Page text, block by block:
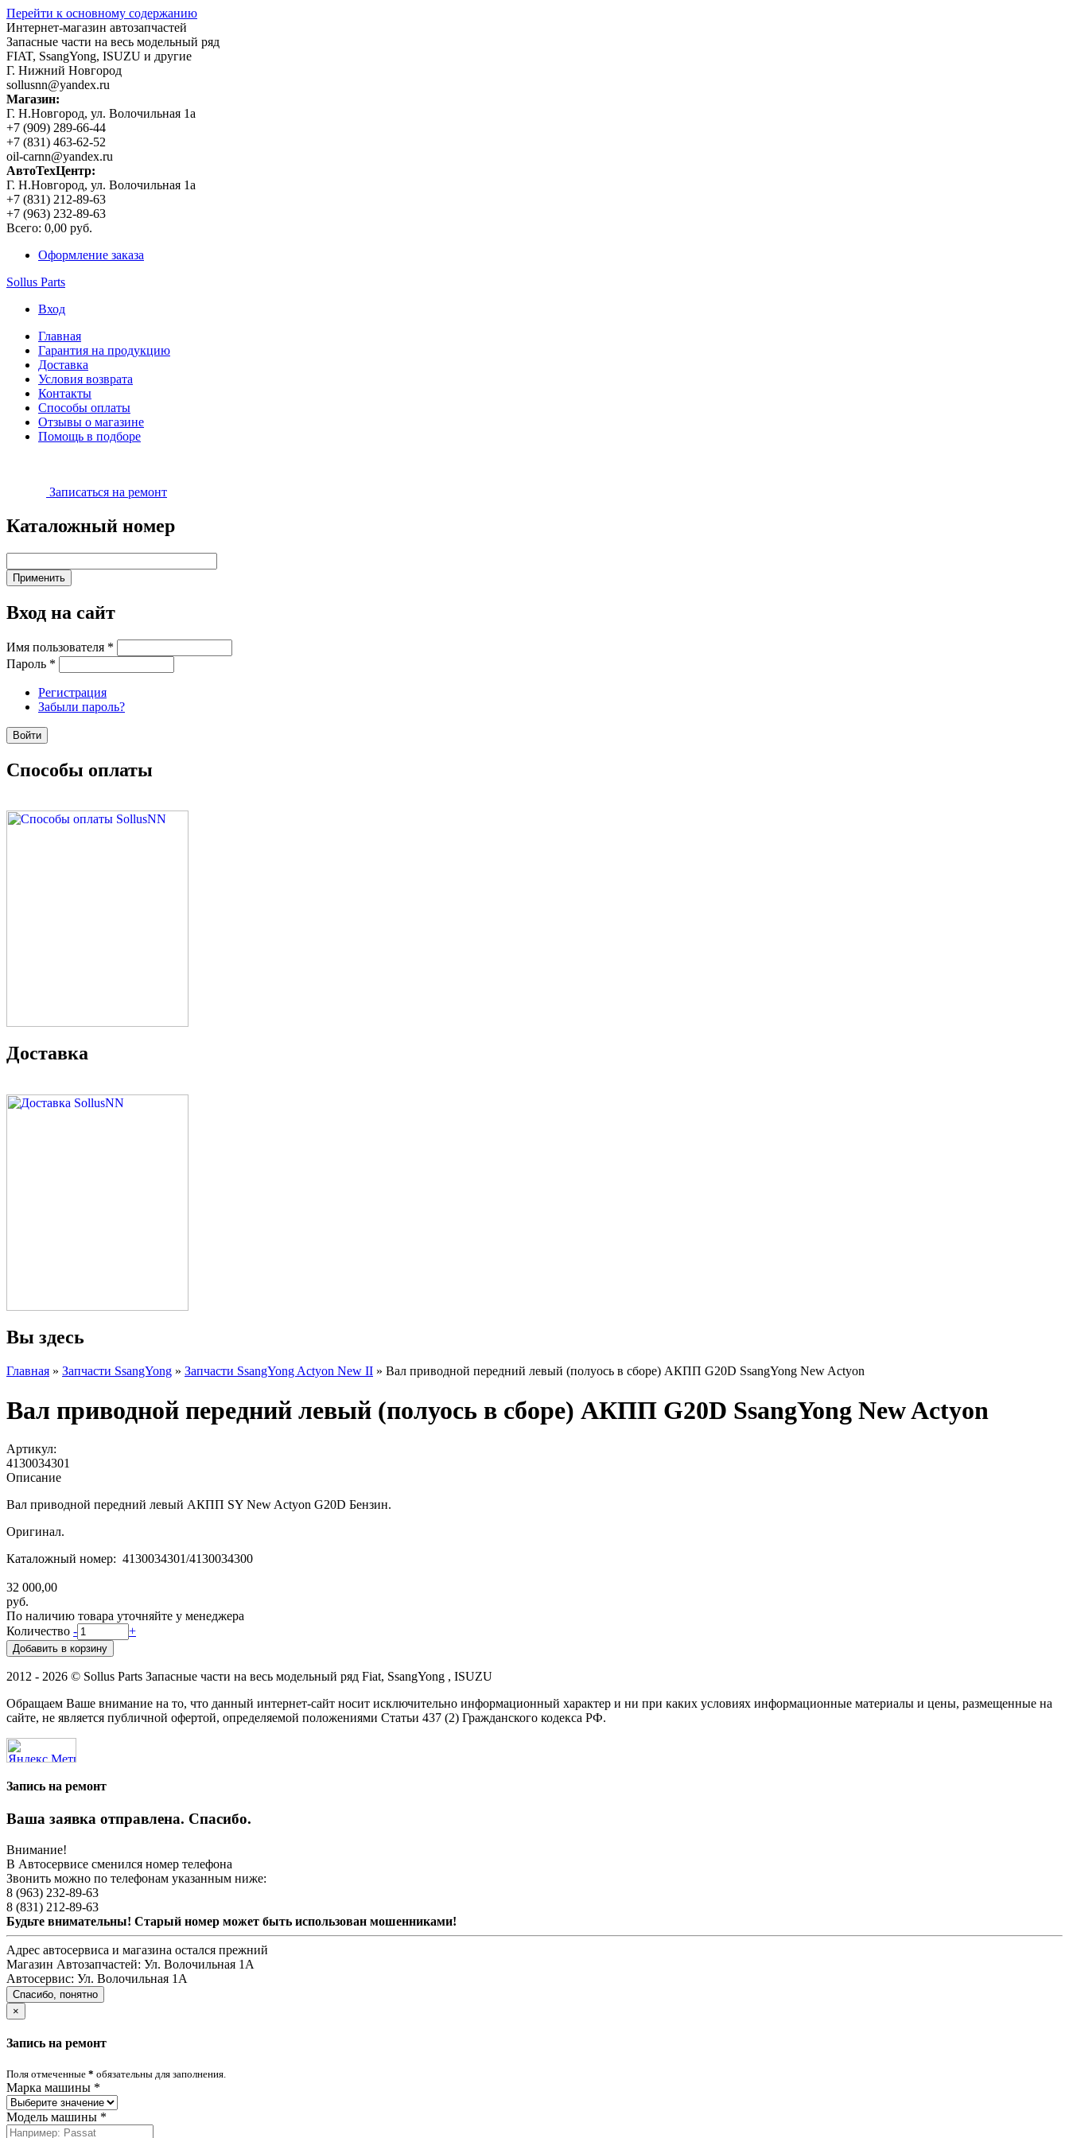
Перейти к основному содержанию
Интернет-магазин автозапчастей
Запасные части на весь модельный ряд
FIAT, SsangYong, ISUZU и другие
Г. Нижний Новгород
sollusnn@yandex.ru
Магазин:
Г. Н.Новгород, ул. Волочильная 1а
+7 (909) 289-66-44
+7 (831) 463-62-52
oil-carnn@yandex.ru
АвтоТехЦентр:
Г. Н.Новгород, ул. Волочильная 1а
+7 (831) 212-89-63
+7 (963) 232-89-63
Всего: 0,00 руб.
Оформление заказа
Sollus Parts
Вход
Главная
Гарантия на продукцию
Доставка
Условия возврата
Контакты
Способы оплаты
Отзывы о магазине
Помощь в подборе
Записаться на ремонт
Каталожный номер
Вход на сайт
Имя пользователя *
Пароль *
Регистрация
Забыли пароль?
Способы оплаты
Доставка
Вы здесь
Главная » Запчасти SsangYong » Запчасти SsangYong Actyon New II » Вал приводной передний левый (полуось в сборе) АКПП G20D SsangYong New Actyon
Вал приводной передний левый (полуось в сборе) АКПП G20D SsangYong New Actyon
Артикул:
4130034301
Описание
Вал приводной передний левый АКПП SY New Actyon G20D Бензин.
Оригинал.
Каталожный номер: 4130034301/4130034300
32 000,00
руб.
По наличию товара уточняйте у менеджера
Количество - +
2012 - 2026 © Sollus Parts Запасные части на весь модельный ряд Fiat, SsangYong , ISUZU
Обращаем Ваше внимание на то, что данный интернет-сайт носит исключительно информационный характер и ни при каких условиях информационные материалы и цены, размещенные на
сайте, не является публичной офертой, определяемой положениями Статьи 437 (2) Гражданского кодекса РФ.
Запись на ремонт
Ваша заявка отправлена. Спасибо.
Внимание!
В Автосервисе сменился номер телефона
Звонить можно по телефонам указанным ниже:
8 (963) 232-89-63
8 (831) 212-89-63
Будьте внимательны! Старый номер может быть использован мошенниками!
Адрес автосервиса и магазина остался прежний
Магазин Автозапчастей: Ул. Волочильная 1А
Автосервис: Ул. Волочильная 1А
Спасибо, понятно
×
Запись на ремонт
Поля отмеченные * обязательны для заполнения.
Марка машины *
Модель машины *